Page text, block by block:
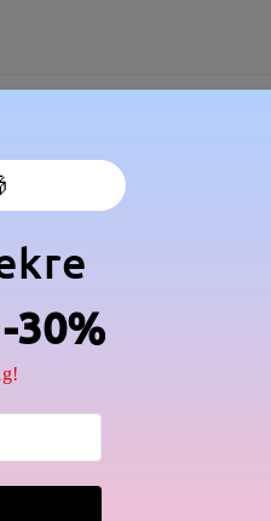
legyenek elővigyázatosak
-30%